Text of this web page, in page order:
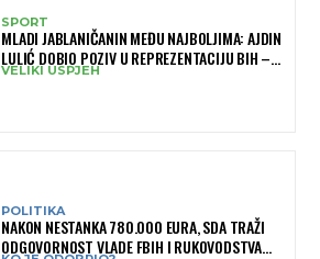
SPORT
MLADI JABLANIČANIN MEĐU NAJBOLJIMA: AJDIN
LULIĆ DOBIO POZIV U REPREZENTACIJU BIH –
BRANIT ĆE BOJE BIH NA SLOVENIA BALL
VELIKI USPJEH
POLITIKA
NAKON NESTANKA 780.000 EURA, SDA TRAŽI
ODGOVORNOST VLADE FBIH I RUKOVODSTVA